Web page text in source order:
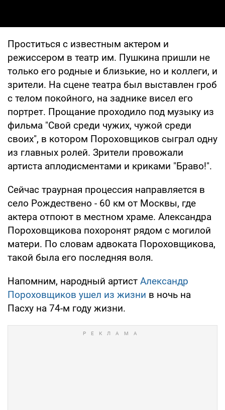
Проститься с известным актером и
режиссером в театр им. Пушкина пришли не
только его родные и близькие, но и коллеги, и
зрители. На сцене театра был выставлен гроб
с телом покойного, на заднике висел его
портрет. Прощание проходило под музыку из
фильма "Свой среди чужих, чужой среди
своих", в котором Пороховщиков сыграл одну
из главных ролей. Зрители провожали
артиста аплодисментами и криками "Браво!".
Сейчас траурная процессия направляется в
село Рождествено - 60 км от Москвы, где
актера отпоют в местном храме. Александра
Пороховщикова похоронят рядом с могилой
матери. По словам адвоката Пороховщикова,
такой была его последняя воля.
Напомним, народный артист Александр
Пороховщиков ушел из жизни в ночь на
Пасху на 74-м году жизни.